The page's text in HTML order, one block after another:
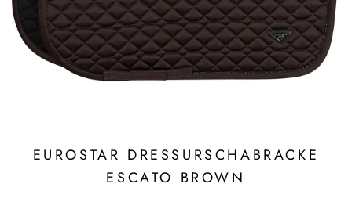
EUROSTAR DRESSURSCHABRACKE
ESCATO BROWN